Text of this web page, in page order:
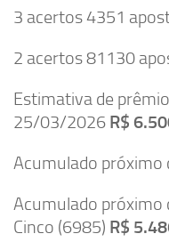
3 acertos 4351
2 acertos 81130
Estimativa de
25/03/2026 R$
Acumulado próximo
Acumulado próximo
Cinco (6985) R$